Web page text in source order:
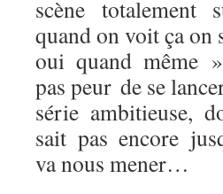
scène totalement
quand on voit ça on
oui quand même
pas peur de se
série ambitieuse,
sait pas encore
va nous mener…